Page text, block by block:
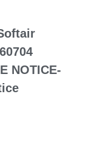
NOTICE-